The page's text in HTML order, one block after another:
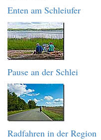
Enten am Schleiufer
Pause an der Schlei
Radfahren in der Region